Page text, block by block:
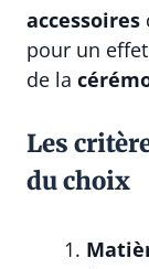
accessoires
pour un effet
de la
Les
du choix